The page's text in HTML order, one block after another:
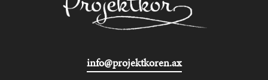
info@projektkoren.ax